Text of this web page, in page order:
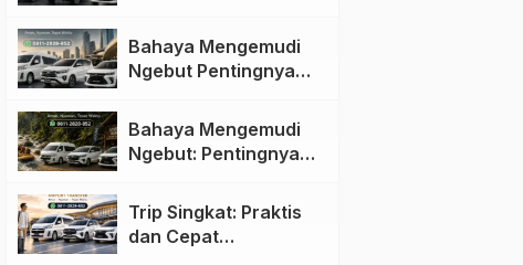
Efisien
Bahaya Mengemudi
Ngebut Pentingnya
raya
Bahaya Mengemudi
Ngebut: Pentingnya
Trip Singkat: Praktis
dan Cepat